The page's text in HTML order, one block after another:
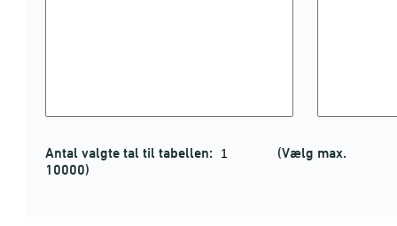
Antal valgte tal til tabellen:
(Vælg max.
10000)